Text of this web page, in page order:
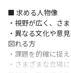
産DNAのもと、高
います
■ この仕事の面白
・車両全体に関わ
ます
・車両開発の方向
■ 求める人物像
・視野が広く、さ
・異なる文化や意
図れる方
・課題を的確に捉
・さまざまな立場